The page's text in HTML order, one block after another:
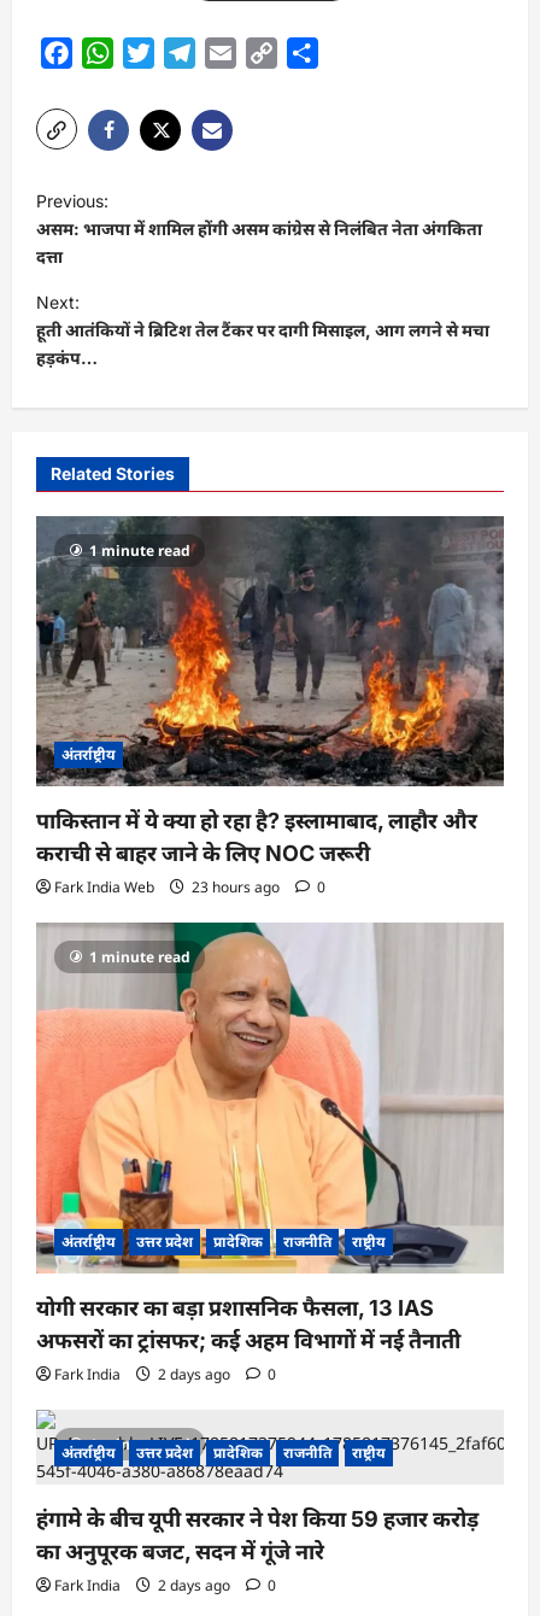
FacebookWhatsAppTwitterTelegram
Email
Copy
o
s
t
n
a
v
g
a
t
i
o
n
Previous:
असम: भाजपा में शामिल होंगी असम कांग्रेस से निलंबित नेता अंगकिता
दत्ता
Next:
हूती आतंकियों ने ब्रिटिश तेल टैंकर पर दागी मिसाइल, आग लगने से मचा
हड़कंप…
Related Stories
1 minute read
अंतर्राष्ट्रीय
पाकिस्तान में ये क्या हो रहा है? इस्लामाबाद, लाहौर और
कराची से बाहर जाने के लिए NOC जरूरी
Fark India Web 23 hours ago 0
1 minute read
अंतर्राष्ट्रीय उत्तर प्रदेश प्रादेशिक राजनीति राष्ट्रीय
योगी सरकार का बड़ा प्रशासनिक फैसला, 13 IAS
अफसरों का ट्रांसफर; कई अहम विभागों में नई तैनाती
Fark India 2 days ago 0
1 minute read
अंतर्राष्ट्रीय उत्तर प्रदेश प्रादेशिक राजनीति राष्ट्रीय
हंगामे के बीच यूपी सरकार ने पेश किया 59 हजार करोड़
का अनुपूरक बजट, सदन में गूंजे नारे
Fark India 2 days ago 0